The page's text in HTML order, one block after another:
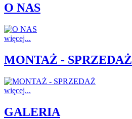
O NAS
więcej...
MONTAŻ - SPRZEDAŻ
więcej...
GALERIA